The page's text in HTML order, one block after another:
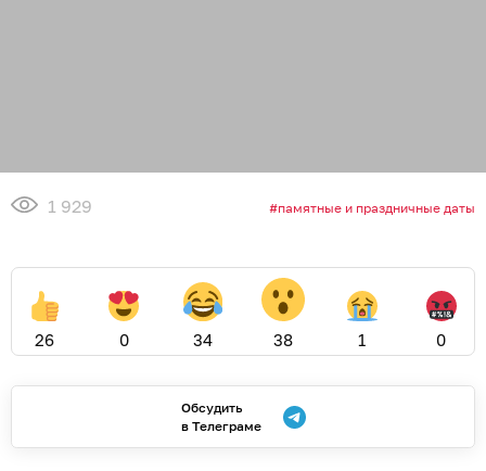
1 929 памятные и праздничные даты
26 0 34 38 1 0
Обсудить
в Телеграме